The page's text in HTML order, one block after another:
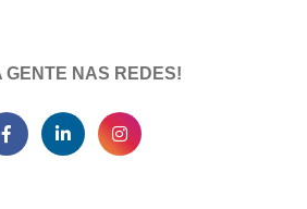
GENTE NAS REDES!